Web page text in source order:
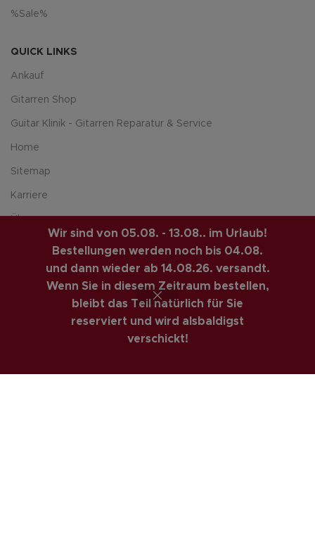
Wir sind von 05.08. - 13.08.. im Urlaub!
Bestellungen werden noch bis 04.08.
und dann wieder ab 14.08.26. versandt.
Wenn Sie in diesem Zeitraum bestellen,
bleibt das Teil natürlich für Sie
reserviert und wird alsbaldigst
verschickt!
%Sale%
QUICK LINKS
Ankauf
Gitarren Shop
Guitar Klinik - Gitarren Reparatur & Service
Home
Sitemap
Karriere
Über uns
RECHTLICHES
Widerrufsrecht